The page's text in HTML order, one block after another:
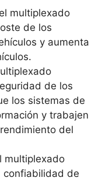
multiplexado
de los
y aumenta
de los
los sistemas de
y trabajen
del
multiplexado
confiabilidad de